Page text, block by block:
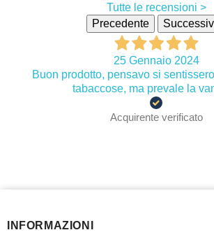
Tutte le recensioni >
Precedente
25 Gennaio 2024
Buon prodotto, pensavo si
tabaccose, ma prevale la
Acquirente verificato
INFORMAZIONI